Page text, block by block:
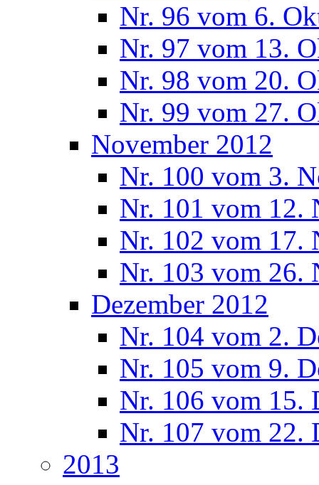
Nr. 96 vom 6.
Nr. 97 vom 13.
Nr. 98 vom 20.
Nr. 99 vom 27.
November 2012
Nr. 100 vom 3.
Nr. 101 vom 12.
Nr. 102 vom 17.
Nr. 103 vom 26.
Dezember 2012
Nr. 104 vom 2.
Nr. 105 vom 9.
Nr. 106 vom 15.
Nr. 107 vom 22.
2013